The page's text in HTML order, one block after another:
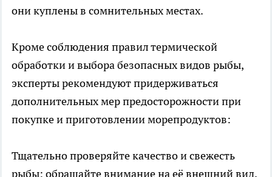
они куплены в сомнительных местах.
Кроме соблюдения правил термической
обработки и выбора безопасных видов рыбы,
эксперты рекомендуют придерживаться
дополнительных мер предосторожности при
покупке и приготовлении морепродуктов:
Тщательно проверяйте качество и свежесть
рыбы: обращайте внимание на её внешний вид,